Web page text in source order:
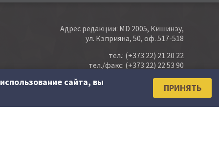
Адрес редакции: MD 2005, Кишинэу,
ул. Кэприяна, 50, оф. 517-518
тел.: (+373 22) 21 20 22
тел./факс: (+373 22) 22 53 90
e-mail: abonare@contabilitate.md
sender.trigger4.net
сайта, вы
ПРИНЯТЬ